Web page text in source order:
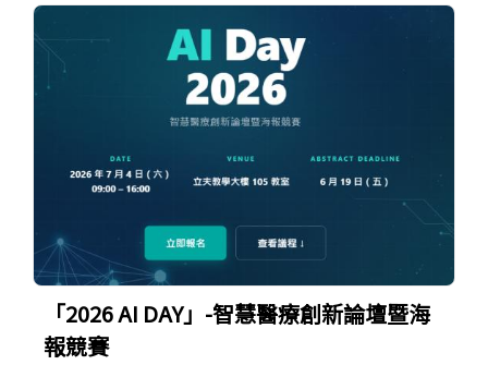
「2026 AI DAY」-智慧醫療創新論壇暨海
報競賽